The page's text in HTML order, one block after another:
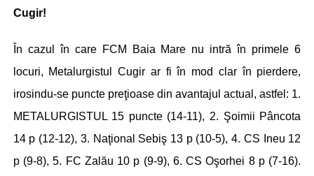
Cugir!
În cazul în care FCM Baia Mare nu intră în primele 6
locuri, Metalurgistul Cugir ar fi în mod clar în pierdere,
irosindu-se puncte preţioase din avantajul actual, astfel: 1.
METALURGISTUL 15 puncte (14-11), 2. Şoimii Pâncota
14 p (12-12), 3. Naţional Sebiş 13 p (10-5), 4. CS Ineu 12
p (9-8), 5. FC Zalău 10 p (9-9), 6. CS Oşorhei 8 p (7-16).